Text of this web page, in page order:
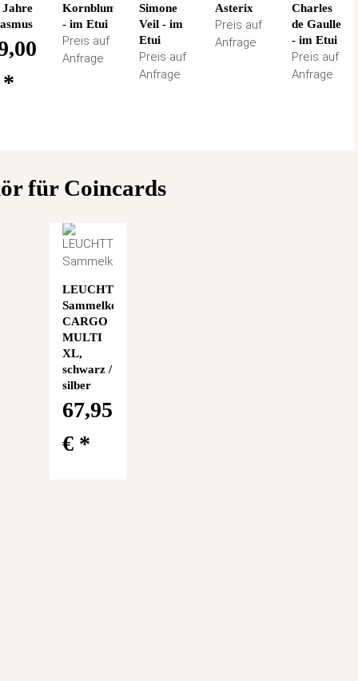
Jahre
*
Kornblume
- im Etui
Preis auf
Anfrage
Simone
Veil - im
Etui
Preis auf
Anfrage
Asterix
Preis auf
Anfrage
Charles
de Gaulle
- im Etui
Preis auf
Anfrage
für Coincards
LEUCHTTURM
Sammelkoffer
CARGO
MULTI
XL,
schwarz /
silber
67,95
€ *